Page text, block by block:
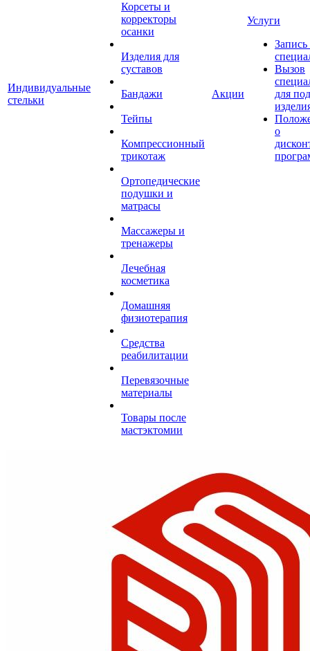
Индивидуальные
стельки
Корсеты и
корректоры
осанки
Изделия для
суставов
Бандажи
Тейпы
Компрессионный
трикотаж
Ортопедические
подушки и
матрасы
Массажеры и
тренажеры
Лечебная
косметика
Домашняя
физиотерапия
Средства
реабилитации
Перевязочные
материалы
Товары после
мастэктомии
Акции
Услуги
Запись
Вызов
для
о